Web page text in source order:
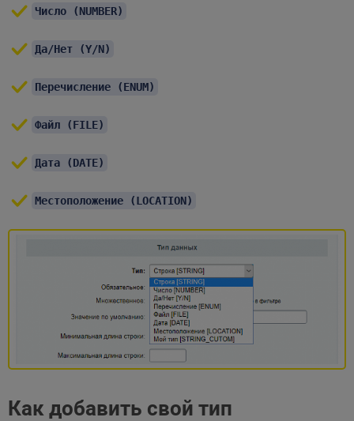
Число (NUMBER)
Да/Нет (Y/N)
Перечисление (ENUM)
Файл (FILE)
Дата (DATE)
Местоположение (LOCATION)
Как добавить свой тип